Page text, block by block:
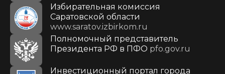
Избирательная комиссия
Саратовской области
www.saratov.izbirkom.ru
Полномочный представитель
Президента РФ в ПФО pfo.gov.ru
Инвестиционный портал города